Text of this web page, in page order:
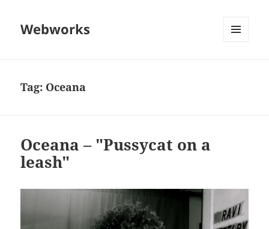
Webworks
Tag: Oceana
Oceana – "Pussycat on a
leash"